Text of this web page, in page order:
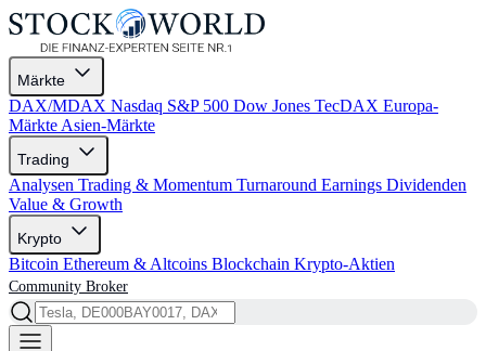
Märkte
DAX/MDAX Nasdaq S&P 500 Dow Jones TecDAX Europa-
Märkte Asien-Märkte
Trading
Analysen Trading & Momentum Turnaround Earnings Dividenden
Value & Growth
Krypto
Bitcoin Ethereum & Altcoins Blockchain Krypto-Aktien
Community Broker